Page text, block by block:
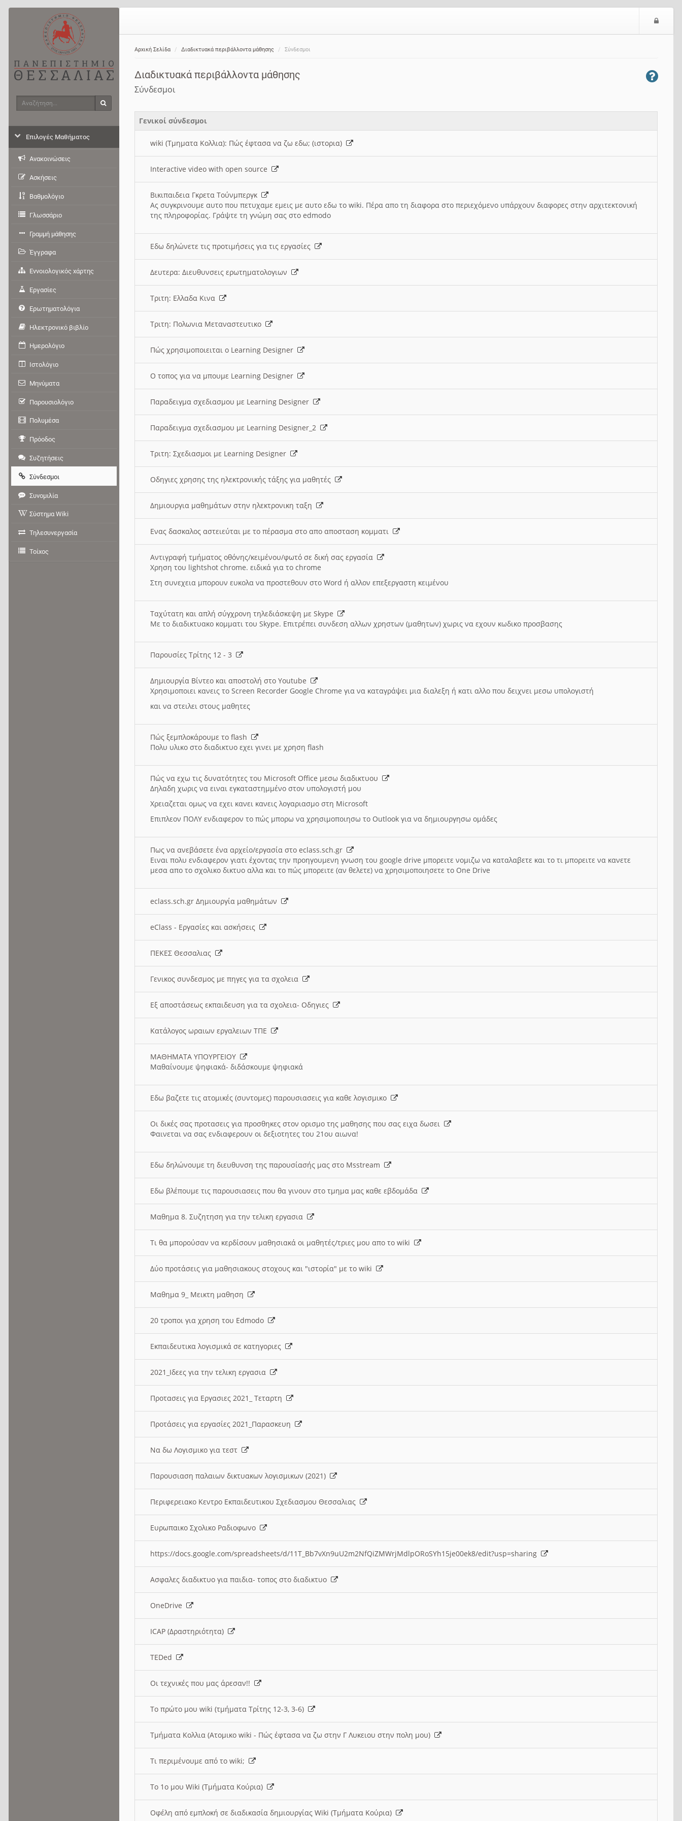
Αρχική Σελίδα Διαδικτυακά περιβάλλοντα μάθησης Σύνδεσμοι
Διαδικτυακά περιβάλλοντα μάθησης
Σύνδεσμοι
Γενικοί σύνδεσμοι
wiki (Τμηματα Κολλια): Πώς έφτασα να ζω εδω; (ιστορια)
Interactive video with open source
Βικιπαιδεια Γκρετα Τούνμπεργκ
Ας συγκρινουμε αυτο που πετυχαμε εμεις με αυτο εδω το wiki. Πέρα απο τη διαφορα στο περιεχόμενο υπάρχουν διαφορες στην αρχιτεκτονική
της πληροφορίας. Γράψτε τη γνώμη σας στο edmodo
Εδω δηλώνετε τις προτιμήσεις για τις εργασίες
Δευτερα: Διευθυνσεις ερωτηματολογιων
Τριτη: Ελλαδα Κινα
Τριτη: Πολωνια Μεταναστευτικο
Πώς χρησιμοποιειται ο Learning Designer
O τοπος για να μπουμε Learning Designer
Παραδειγμα σχεδιασμου με Learning Designer
Παραδειγμα σχεδιασμου με Learning Designer_2
Τριτη: Σχεδιασμοι με Learning Designer
Οδηγιες χρησης της ηλεκτρονικής τάξης για μαθητές
Δημιουργια μαθημάτων στην ηλεκτρονικη ταξη
Ενας δασκαλος αστειεύται με το πέρασμα στο απο αποσταση κομματι
Αντιγραφή τμήματος οθόνης/κειμένου/φωτό σε δική σας εργασία
Χρηση του lightshot chrome. ειδικά για το chrome
Στη συνεχεια μπορουν ευκολα να προστεθουν στο Word ή αλλον επεξεργαστη κειμένου
Ταχύτατη και απλή σύγχρονη τηλεδιάσκεψη με Skype
Με το διαδικτυακο κομματι του Skype. Επιτρέπει συνδεση αλλων χρηστων (μαθητων) χωρις να εχουν κωδικο προσβασης
Παρουσίες Τρίτης 12 - 3
Δημιουργία Βίντεο και αποστολή στο Youtube
Χρησιμοποιει κανεις το Screen Recorder Google Chrome για να καταγράψει μια διαλεξη ή κατι αλλο που δειχνει μεσω υπολογιστή
και να στειλει στους μαθητες
Πώς ξεμπλοκάρουμε το flash
Πολυ υλικο στο διαδικτυο εχει γινει με χρηση flash
Πώς να εχω τις δυνατότητες του Microsoft Office μεσω διαδικτυου
Δηλαδη χωρις να ειναι εγκαταστημμένο στον υπολογιστή μου
Χρειαζεται ομως να εχει κανει κανεις λογαριασμο στη Microsoft
Επιπλεον ΠΟΛΥ ενδιαφερον το πώς μπορω να χρησιμοποιησω το Outlook για να δημιουργησω ομάδες
Πως να ανεβάσετε ένα αρχείο/εργασία στο eclass.sch.gr
Ειναι πολυ ενδιαφερον γιατι έχοντας την προηγουμενη γνωση του google drive μπορειτε νομιζω να καταλαβετε και το τι μπορειτε να κανετε
μεσα απο το σχολικο δικτυο αλλα και το πώς μπορειτε (αν θελετε) να χρησιμοποιησετε το One Drive
eclass.sch.gr Δημιουργία μαθημάτων
eClass - Εργασίες και ασκήσεις
ΠΕΚΕΣ Θεσσαλιας
Γενικος συνδεσμος με πηγες για τα σχολεια
Εξ αποστάσεως εκπαιδευση για τα σχολεια- Οδηγιες
Κατάλογος ωραιων εργαλειων ΤΠΕ
ΜΑΘΗΜΑΤΑ ΥΠΟΥΡΓΕΙΟΥ
Μαθαίνουμε ψηφιακά- διδάσκουμε ψηφιακά
Εδω βαζετε τις ατομικές (συντομες) παρουσιασεις για καθε λογισμικο
Οι δικές σας προτασεις για προσθηκες στον ορισμο της μαθησης που σας ειχα δωσει
Φαινεται να σας ενδιαφερουν οι δεξιοτητες του 21ου αιωνα!
Εδω δηλώνουμε τη διευθυνση της παρουσίασής μας στο Msstream
Εδω βλέπουμε τις παρουσιασεις που θα γινουν στο τμημα μας καθε εβδομάδα
Μαθημα 8. Συζητηση για την τελικη εργασια
Τι θα μπορούσαν να κερδίσουν μαθησιακά οι μαθητές/τριες μου απο το wiki
Δύο προτάσεις για μαθησιακους στοχους και "ιστορία" με το wiki
Μαθημα 9_ Μεικτη μαθηση
20 τροποι για χρηση του Edmodo
Εκπαιδευτικα λογισμικά σε κατηγοριες
2021_Ιδεες για την τελικη εργασια
Προτασεις για Εργασιες 2021_ Τεταρτη
Προτάσεις για εργασίες 2021_Παρασκευη
Να δω Λογισμικο για τεστ
Παρουσιαση παλαιων δικτυακων λογισμικων (2021)
Περιφερειακο Κεντρο Εκπαιδευτικου Σχεδιασμου Θεσσαλιας
Ευρωπαικο Σχολικο Ραδιοφωνο
https://docs.google.com/spreadsheets/d/11T_Bb7vXn9uU2m2NfQiZMWrjMdlpORoSYh15je00ek8/edit?usp=sharing
Ασφαλες διαδικτυο για παιδια- τοπος στο διαδικτυο
OneDrive
ICAP (Δραστηριότητα)
TEDed
Οι τεχνικές που μας άρεσαν!!
Το πρώτο μου wiki (τμήματα Τρίτης 12-3, 3-6)
Τμήματα Κολλια (Ατομικο wiki - Πώς έφτασα να ζω στην Γ Λυκειου στην πολη μου)
Τι περιμένουμε από το wiki;
Το 1ο μου Wiki (Τμήματα Κούρια)
Οφέλη από εμπλοκή σε διαδικασία δημιουργίας Wiki (Τμήματα Κούρια)
Αναζήτηση
Επιλογές Μαθήματος
Ανακοινώσεις
Ασκήσεις
Βαθμολόγιο
Γλωσσάριο
Γραμμή μάθησης
Έγγραφα
Εννοιολογικός χάρτης
Εργασίες
Ερωτηματολόγια
Ηλεκτρονικό βιβλίο
Ημερολόγιο
Ιστολόγιο
Μηνύματα
Παρουσιολόγιο
Πολυμέσα
Πρόοδος
Συζητήσεις
Σύνδεσμοι
Συνομιλία
Σύστημα Wiki
Τηλεσυνεργασία
Τοίχος